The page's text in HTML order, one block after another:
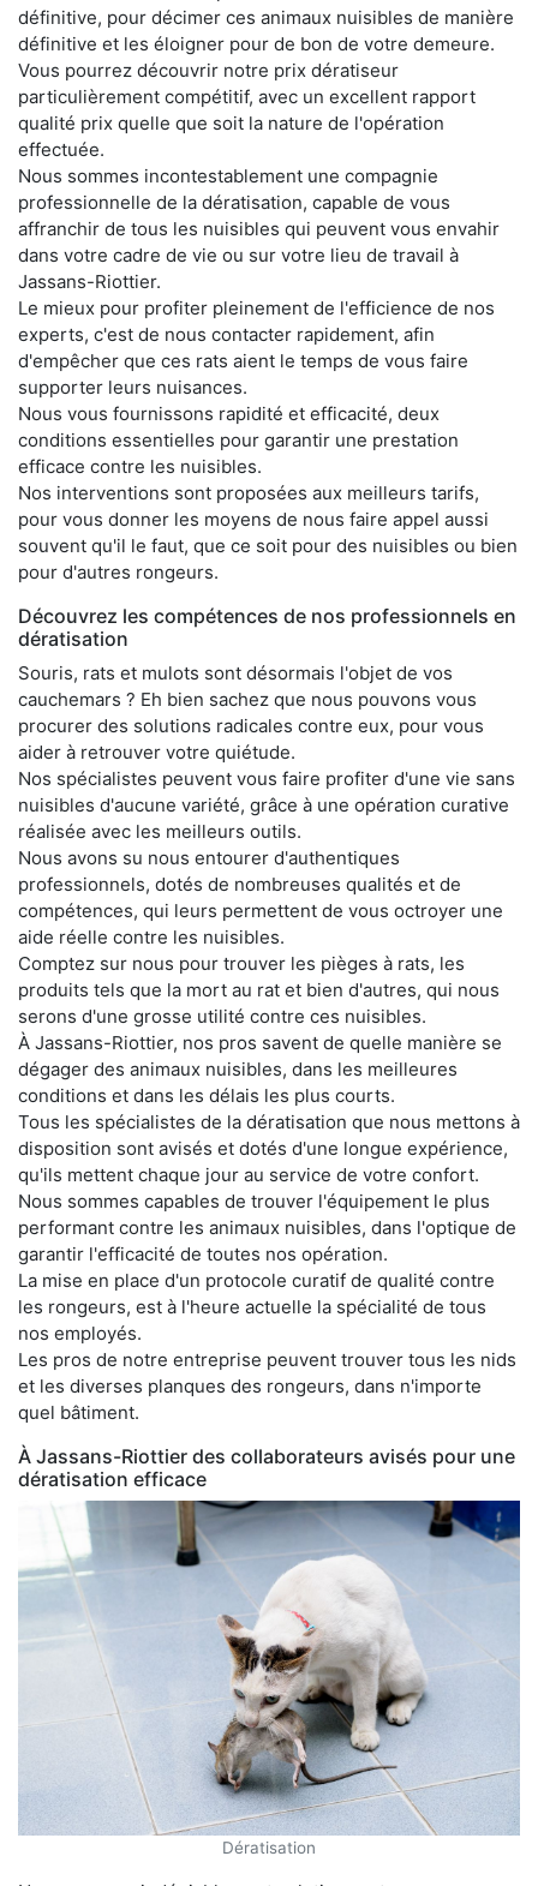
définitive, pour décimer ces animaux nuisibles de manière
définitive et les éloigner pour de bon de votre demeure.
Vous pourrez découvrir notre prix dératiseur
particulièrement compétitif, avec un excellent rapport
qualité prix quelle que soit la nature de l'opération
effectuée.
Nous sommes incontestablement une compagnie
professionnelle de la dératisation, capable de vous
affranchir de tous les nuisibles qui peuvent vous envahir
dans votre cadre de vie ou sur votre lieu de travail à
Jassans-Riottier.
Le mieux pour profiter pleinement de l'efficience de nos
experts, c'est de nous contacter rapidement, afin
d'empêcher que ces rats aient le temps de vous faire
supporter leurs nuisances.
Nous vous fournissons rapidité et efficacité, deux
conditions essentielles pour garantir une prestation
efficace contre les nuisibles.
Nos interventions sont proposées aux meilleurs tarifs,
pour vous donner les moyens de nous faire appel aussi
souvent qu'il le faut, que ce soit pour des nuisibles ou bien
pour d'autres rongeurs.
Découvrez les compétences de nos professionnels en
dératisation
Souris, rats et mulots sont désormais l'objet de vos
cauchemars ? Eh bien sachez que nous pouvons vous
procurer des solutions radicales contre eux, pour vous
aider à retrouver votre quiétude.
Nos spécialistes peuvent vous faire profiter d'une vie sans
nuisibles d'aucune variété, grâce à une opération curative
réalisée avec les meilleurs outils.
Nous avons su nous entourer d'authentiques
professionnels, dotés de nombreuses qualités et de
compétences, qui leurs permettent de vous octroyer une
aide réelle contre les nuisibles.
Comptez sur nous pour trouver les pièges à rats, les
produits tels que la mort au rat et bien d'autres, qui nous
serons d'une grosse utilité contre ces nuisibles.
À Jassans-Riottier, nos pros savent de quelle manière se
dégager des animaux nuisibles, dans les meilleures
conditions et dans les délais les plus courts.
Tous les spécialistes de la dératisation que nous mettons à
disposition sont avisés et dotés d'une longue expérience,
qu'ils mettent chaque jour au service de votre confort.
Nous sommes capables de trouver l'équipement le plus
performant contre les animaux nuisibles, dans l'optique de
garantir l'efficacité de toutes nos opération.
La mise en place d'un protocole curatif de qualité contre
les rongeurs, est à l'heure actuelle la spécialité de tous
nos employés.
Les pros de notre entreprise peuvent trouver tous les nids
et les diverses planques des rongeurs, dans n'importe
quel bâtiment.
À Jassans-Riottier des collaborateurs avisés pour une
dératisation efficace
Dératisation